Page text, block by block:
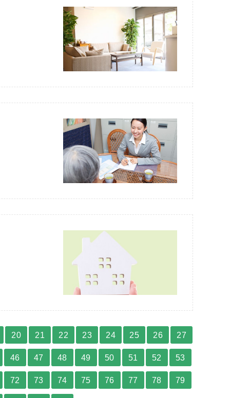
20 21 22 23 24 25 26 27
46 47 48 49 50 51 52 53
72 73 74 75 76 77 78 79